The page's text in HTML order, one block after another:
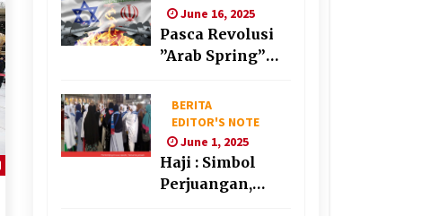
June 16, 2025
Pasca Revolusi
”Arab Spring”
akan Bergeser?
BERITA
EDITOR'S NOTE
June 1, 2025
Haji : Simbol
Perjuangan,